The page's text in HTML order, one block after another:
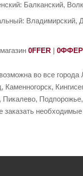
Балканский,
Владимирский,
0FFER | 0ФФЕР
во все
Каменногорск,
Пикалево,
необходимые